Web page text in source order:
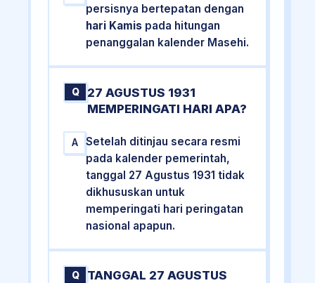
persisnya bertepatan dengan
hari Kamis pada hitungan
penanggalan kalender Masehi.
Q
27 AGUSTUS 1931
MEMPERINGATI HARI APA?
A
Setelah ditinjau secara resmi
pada kalender pemerintah,
tanggal 27 Agustus 1931 tidak
dikhususkan untuk
memperingati hari peringatan
nasional apapun.
Q
TANGGAL 27 AGUSTUS